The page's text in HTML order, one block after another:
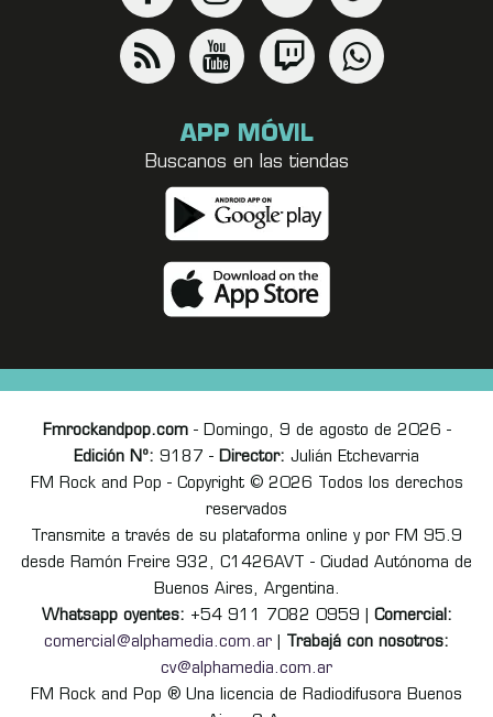
APP MÓVIL
Buscanos en las tiendas
Fmrockandpop.com- Domingo, 9 de agosto de 2026 -
Edición Nº: 9187 - Director: Julián Etchevarria
FM Rock and Pop - Copyright © 2026 Todos los derechos
reservados
Transmite a través de su plataforma online y por FM 95.9
desde Ramón Freire 932, C1426AVT - Ciudad Autónoma de
Buenos Aires, Argentina.
Whatsapp oyentes: +54 911 7082 0959 | Comercial:
comercial@alphamedia.com.ar
Trabajá con nosotros:
cv@alphamedia.com.ar
FM Rock and Pop ® Una licencia de Radiodifusora Buenos